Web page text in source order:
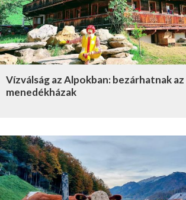
Vízválság az Alpokban: bezárhatnak
menedékházak